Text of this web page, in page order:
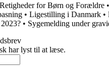
for Børn og Forældre •
• Ligestilling i Danmark •
• Sygemelding under
har lyst til at læse.